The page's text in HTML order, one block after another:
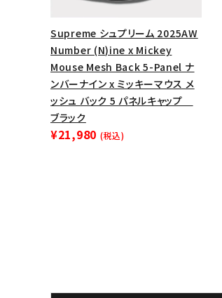
Supreme シュプリーム 2025AW
Number (N)ine x Mickey
Mouse Mesh Back 5-Panel ナ
ンバーナイン x ミッキーマウス メ
ッシュ バック 5 パネルキャップ
ブラック
¥21,980 (税込)